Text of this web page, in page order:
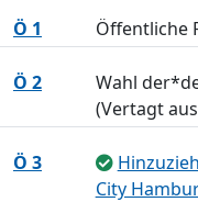
Ö 1 Öffentliche
Ö 2
Wahl
(Vertagt
Ö 3
City